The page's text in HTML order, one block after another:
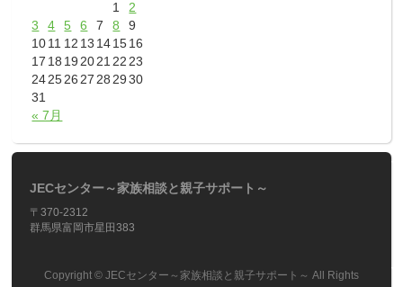
« 7月
1
2
3
4 5 6 7 8
9
1011 12 13 141516
17 18 19 2021 22 23
242526 27 28 29 30
31
JECセンター～家族相談と親子サポート～
〒370-2312
群馬県富岡市星田383
Copyright © JECセンター～家族相談と親子サポート～ All Rights